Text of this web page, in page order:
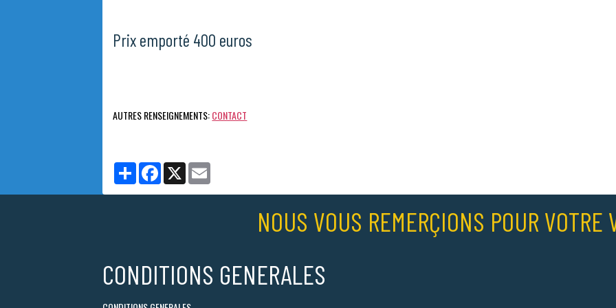
Prix emporté 400 euros
AUTRES RENSEIGNEMENTS:CONTACT
PartagerFacebook
X
NOUS VOUS REMERÇIONS POUR VOTRE
CONDITIONS GENERALES